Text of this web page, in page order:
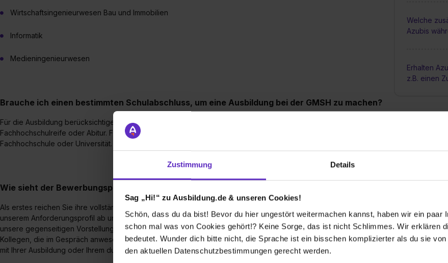
Zustimmung Details
Sag „Hi!“ zu Ausbildung.de & unseren Cookies!
Schön, dass du da bist! Bevor du hier ungestört weitermachen kannst, haben wir ein paar
schon mal was von Cookies gehört!? Keine Sorge, das ist nicht Schlimmes. Wir erklären
bedeutet. Wunder dich bitte nicht, die Sprache ist ein bisschen komplizierter als du sie
den aktuellen Datenschutzbestimmungen gerecht werden.
Welche
Azubis
Erhalten
z.B. einen
Wirtschaftsingenieurwesen Bau und Immobilien
Informatik
Medieningenieurwesen
Brauche ich einen bestimmten Schulabschluss, um eine Ausbildung bei der GMSH zu machen?
Für die Ausbildung berücksichtigen wir Bewerberinnen und Bewerber mit einem Realschulabschluss/MSA,
Fachhochschulreife oder Abitur. Für die Studiengänge gelten die Zulassungsvoraussetzungen der jeweiligen
Fachhochschule oder Universität.
Wie sieht der Bewerbungsprozess für eine Ausbildungsstelle aus?
Als erstes reichen Sie ihre vollständige Bewerbung bei uns ein. Wir gleichen dann Ihre Qualifikationen mit
unserem Anforderungsprofil ab und daraufhin finden wir gemeinsam in einem Vorstellungsgespräch heraus. ob
unsere gegenseitigen Vorstellungen zusammenpassen. Anschließend beraten wir uns mit allen Kolleginnen und
Kollegen, die im Gespräch anwesend waren. Zum Schluss konkretisieren wir die Vertragsdetails und Sie können
mit Ihrer Ausbildung oder Ihrem dualen Studium bei uns durchstarten.